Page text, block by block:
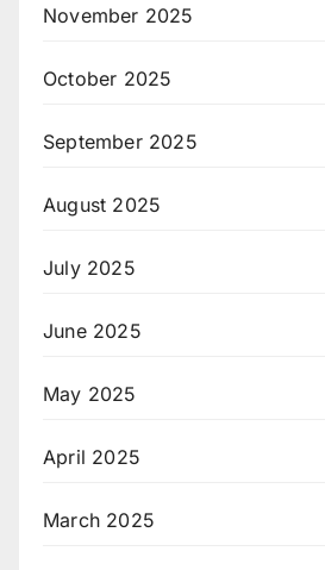
November 2025
October 2025
September 2025
August 2025
July 2025
June 2025
May 2025
April 2025
March 2025